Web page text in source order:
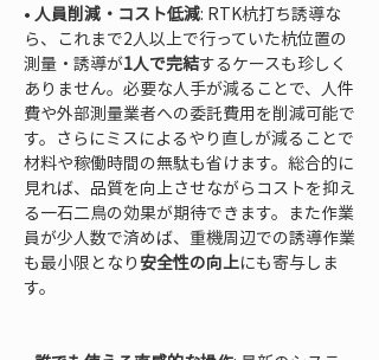
• 人員削減・コスト低減: RTK杭打ち誘導な
ら、これまで2人以上で行っていた杭位置の
測量・誘導が1人で完結するケースも珍しく
ありません。必要な人手が減ることで、人件
費や外部測量業者への委託費用を削減可能で
す。さらにミスによるやり直しが減ることで
材料や稼働時間の無駄も省けます。総合的に
見れば、品質を向上させながらコストを抑え
る一石二鳥の効果が期待できます。また作業
員が少人数で済めば、重機周辺での誘導作業
も最小限となり安全性の向上にも寄与しま
す。